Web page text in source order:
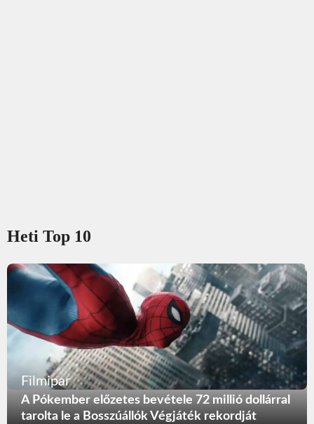
Heti Top 10
Filmipar
A Pókember előzetes bevétele 72 millió dollárral
tarolta le a Bosszúállók Végjáték rekordját